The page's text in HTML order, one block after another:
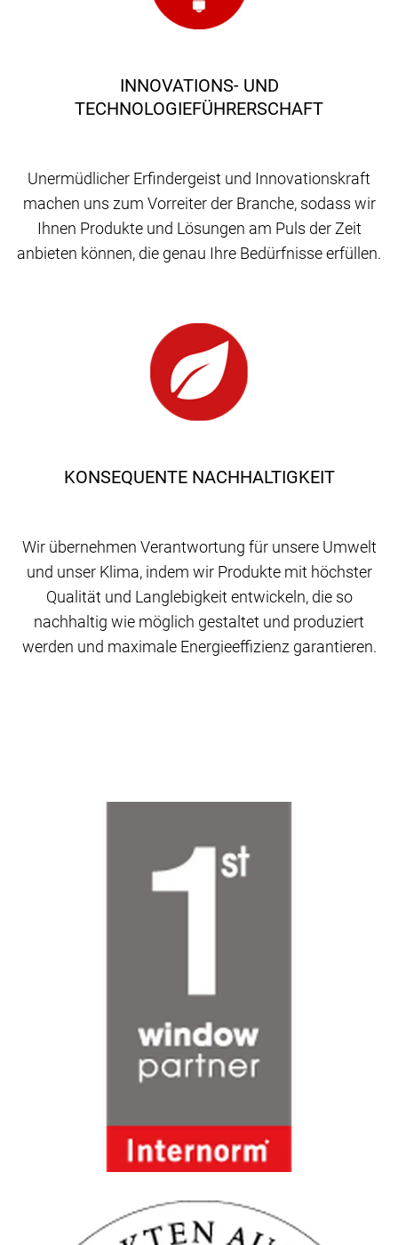
KONSEQUENTE NACHHALTIGKEIT
Wir übernehmen Verantwortung für unsere Umwelt
und unser Klima, indem wir Produkte mit höchster
Qualität und Langlebigkeit entwickeln, die so
nachhaltig wie möglich gestaltet und produziert
werden und maximale Energieeffizienz garantieren.
INNOVATIONS- UND
TECHNOLOGIEFÜHRERSCHAFT
Unermüdlicher Erfindergeist und Innovationskraft
machen uns zum Vorreiter der Branche, sodass wir
Ihnen Produkte und Lösungen am Puls der Zeit
anbieten können, die genau Ihre Bedürfnisse erfüllen.